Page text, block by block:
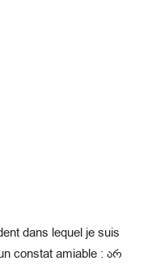
dans lequel je suis
constat amiable : არ